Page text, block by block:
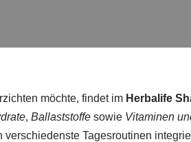
möchte, findet im Herbalife
, Ballaststoffe sowie Vitaminen
Tagesroutinen